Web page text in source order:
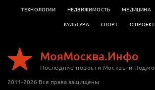
МояМосква.Инфо
Последние новости Москвы и
2011-2026 Все права защищены
ТЕХНОЛОГИИ
НЕДВИЖИМОСТЬ МЕДИЦИНА
КУЛЬТУРА
СПОРТ О